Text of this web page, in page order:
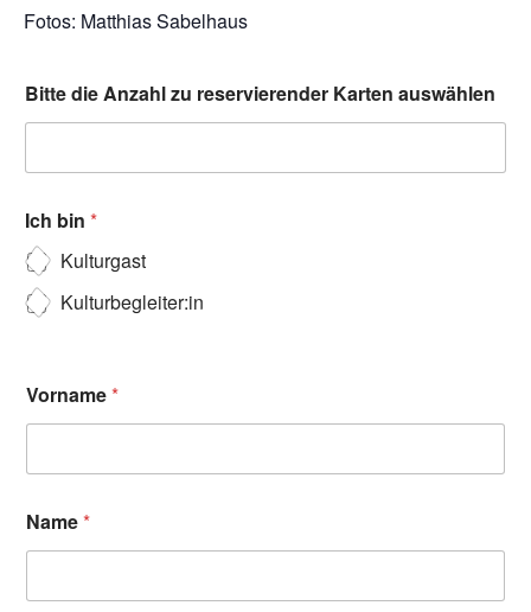
Fotos: Matthias Sabelhaus
Bitte die Anzahl zu reservierender Karten auswählen
Ich bin *
Kulturgast
Kulturbegleiter:in
Vorname*
Name*